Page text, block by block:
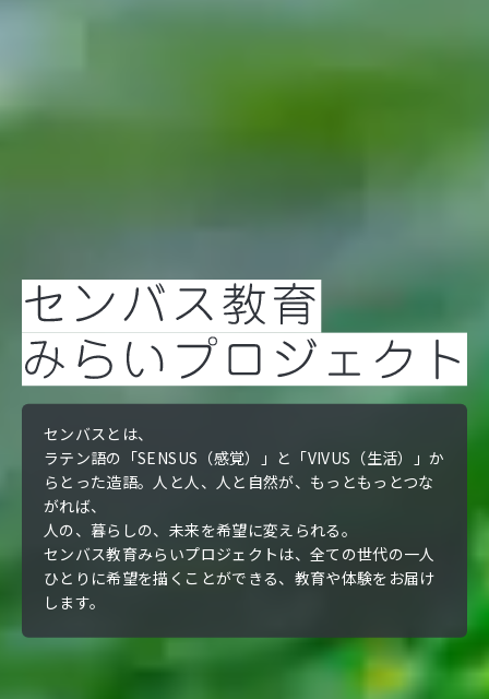
センバスとは、
ラテン語の「SENSUS（感覚）」と「VIVUS（生活）」か
らとった造語。 人と人、人と自然が、もっともっとつな
がれば、
人の、暮らしの、未来を希望に変えられる。
センバス教育みらいプロジェクトは、全ての世代の一人
ひとりに希望を描くことができる、教育や体験をお届け
します。